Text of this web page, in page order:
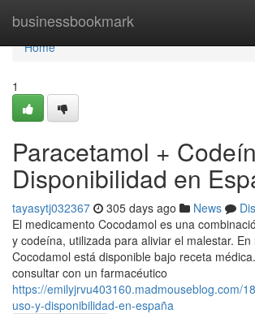
businessbookmark
Home
Home
1
Paracetamol +
Disponibilidad en
tayasytj032367 305 days ago News
El medicamento Cocodamol es una
y codeína, utilizada para aliviar el malestar.
Cocodamol está disponible bajo receta
consultar con un farmacéutico
https://emilyjrvu403160.madmouseblog.com/
uso-y-disponibilidad-en-españa